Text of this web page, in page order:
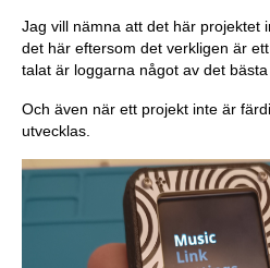
Jag vill nämna att det här projektet
det här eftersom det verkligen är
talat är loggarna något av det
Och även när ett projekt inte är
utvecklas.